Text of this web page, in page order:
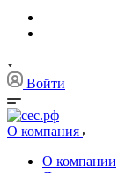
Войти
О компания
О компании